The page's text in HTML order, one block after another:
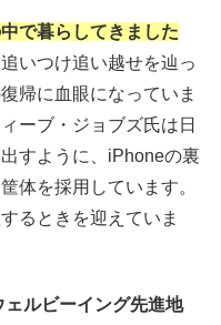
で暮らしてきました
いつけ追い越せを辿っ
帰に血眼になっていま
ーブ・ジョブズ氏は日
すように、iPhoneの裏
体を採用しています。
るときを迎えていま
ルビーイング先進地